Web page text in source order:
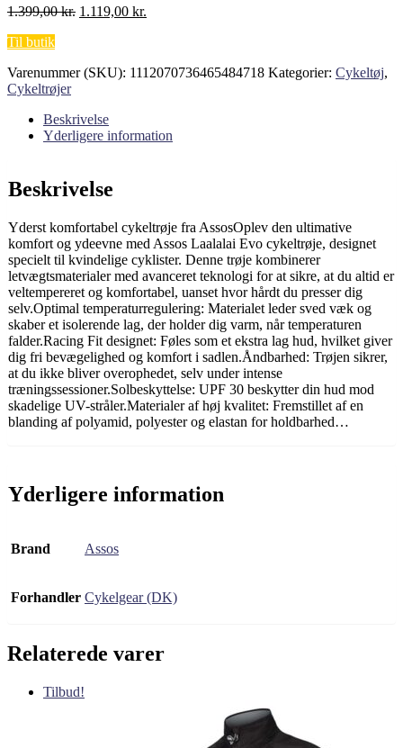
1.399,00kr. Den
1.399,00 kr..
1.119,00 kr.
1.119,00 kr..
Til butik
Varenummer (SKU): 1112070736465484718 Kategorier: Cykeltøj,
Cykeltrøjer
Beskrivelse
Yderligere information
Beskrivelse
Yderst komfortabel cykeltrøje fra AssosOplev den ultimative
komfort og ydeevne med Assos Laalalai Evo cykeltrøje, designet
specielt til kvindelige cyklister. Denne trøje kombinerer
letvægtsmaterialer med avanceret teknologi for at sikre, at du altid er
veltempereret og komfortabel, uanset hvor hårdt du presser dig
selv.Optimal temperaturregulering: Materialet leder sved væk og
skaber et isolerende lag, der holder dig varm, når temperaturen
falder.Racing Fit designet: Føles som et ekstra lag hud, hvilket giver
dig fri bevægelighed og komfort i sadlen.Åndbarhed: Trøjen sikrer,
at du ikke bliver overophedet, selv under intense
træningssessioner.Solbeskyttelse: UPF 30 beskytter din hud mod
skadelige UV-stråler.Materialer af høj kvalitet: Fremstillet af en
blanding af polyamid, polyester og elastan for holdbarhed…
Yderligere information
Brand Assos
Forhandler Cykelgear (DK)
Relaterede varer
Tilbud!